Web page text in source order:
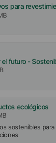
para
el futuro -
ecológicos
sostenibles para